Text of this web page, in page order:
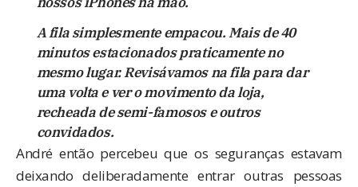
A fila simplesmente empacou. Mais de 40
minutos estacionados praticamente no
mesmo lugar. Revisávamos na fila para dar
uma volta e ver o movimento da loja,
recheada de semi-famosos e outros
convidados.
André então percebeu que os seguranças estavam
deixando deliberadamente entrar outras pessoas